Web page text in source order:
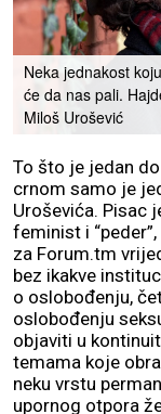
Neka jednakost
će da nas pali.
Miloš Urošević
To što je jedan
crnom samo je
Uroševića. Pisac
feminist i
za Forum.tm
bez ikakve
o oslobođenju,
oslobođenju
objaviti u
temama koje
neku vrstu
upornog otpora